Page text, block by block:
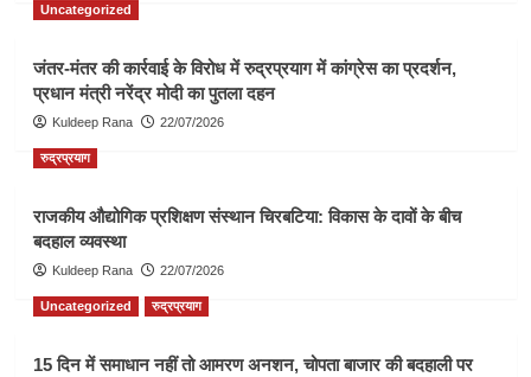
Uncategorized
जंतर-मंतर की कार्रवाई के विरोध में रुद्रप्रयाग में कांग्रेस का प्रदर्शन,
प्रधान मंत्री नरेंद्र मोदी का पुतला दहन
Kuldeep Rana 22/07/2026
रुद्रप्रयाग
राजकीय औद्योगिक प्रशिक्षण संस्थान चिरबटिया: विकास के दावों के बीच
बदहाल व्यवस्था
Kuldeep Rana 22/07/2026
Uncategorized रुद्रप्रयाग
15 दिन में समाधान नहीं तो आमरण अनशन, चोपता बाजार की बदहाली पर